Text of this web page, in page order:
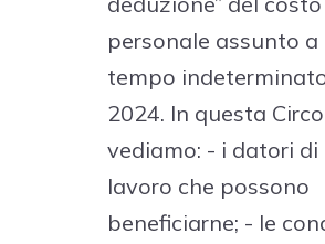
personale assunto a
tempo
2024. In questa
vediamo: - i datori di
lavoro che possono
beneficiarne; - le